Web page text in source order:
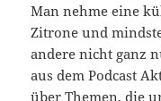
Man nehme eine
Zitrone und
andere nicht ganz
aus dem Podcast
über Themen, die